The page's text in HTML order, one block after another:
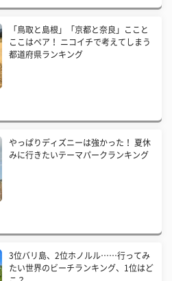
「鳥取と島根」「京都と奈良」ここと
ここはペア！ ニコイチで考えてしまう
都道府県ランキング
やっぱりディズニーは強かった！ 夏休
みに行きたいテーマパークランキング
3位バリ島、2位ホノルル……行ってみ
たい世界のビーチランキング、1位はど